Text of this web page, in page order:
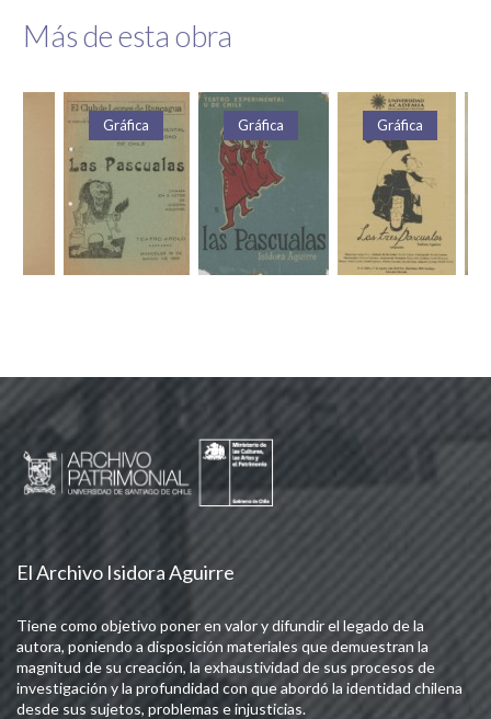
Más de esta obra
Gráfica Gráfica Gráfica
El Archivo Isidora Aguirre
Tiene como objetivo poner en valor y difundir el legado de la
autora, poniendo a disposición materiales que demuestran la
magnitud de su creación, la exhaustividad de sus procesos de
investigación y la profundidad con que abordó la identidad chilena
desde sus sujetos, problemas e injusticias.